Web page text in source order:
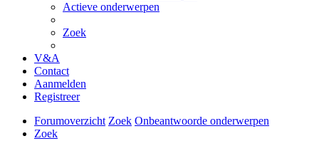
Actieve onderwerpen
Zoek
V&A
Contact
Aanmelden
Registreer
Forumoverzicht Zoek Onbeantwoorde onderwerpen
Zoek